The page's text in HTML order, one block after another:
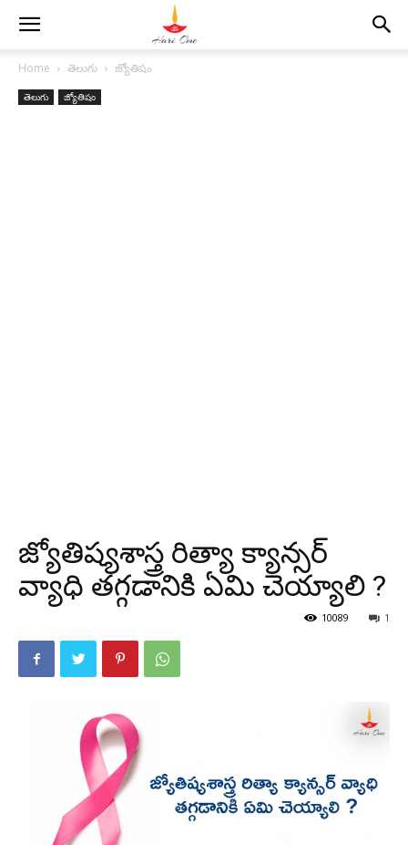
Home తెలుగు జ్యోతిషం
తెలుగు జ్యోతిషం
జ్యోతిష్యశాస్త్ర రిత్యా క్యాన్సర్
వ్యాధి తగ్గడానికి ఏమి చెయ్యాలి ?
1
10089